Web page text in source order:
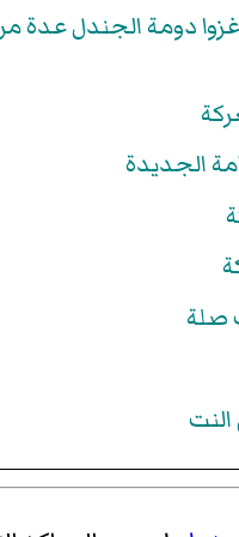
دومة الجندل عدة
الجديدة
صلة